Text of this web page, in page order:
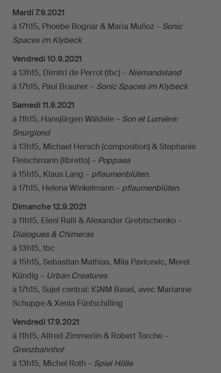
Mardi 7.9.2021
à 17h15, Phoebe Bognar & Maria Muñoz – Sonic
Spaces im Klybeck
Vendredi 10.9.2021
à 13h15, Dimitri de Perrot (tbc) – Niemandsland
à 17h15, Paul Brauner – Sonic Spaces im Klybeck
Samedi 11.9.2021
à 11h15, Hansjürgen Wäldele – Son et Lumière:
Snurglond
à 13h15, Michael Hersch (composition) & Stephanie
Fleischmann (libretto) – Poppaea
à 15h15, Klaus Lang – pflaumenblüten.
à 17h15, Helena Winkelmann – pflaumenblüten.
Dimanche 12.9.2021
à 11h15, Eleni Ralli & Alexander Grebtschenko –
Dialogues & Chimeras
à 13h15, tbc
à 15h15, Sebastian Mathias, Mila Pavicevic, Meret
Kündig – Urban Creatures
à 17h15, Sujet central: IGNM Basel, avec Marianne
Schuppe & Xenia Fünfschilling
Vendredi 17.9.2021
à 11h15, Alfred Zimmerlin & Robert Torche –
Grenzbahnhof
à 13h15, Michel Roth – Spiel Hölle